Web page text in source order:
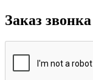
Заказ звонка